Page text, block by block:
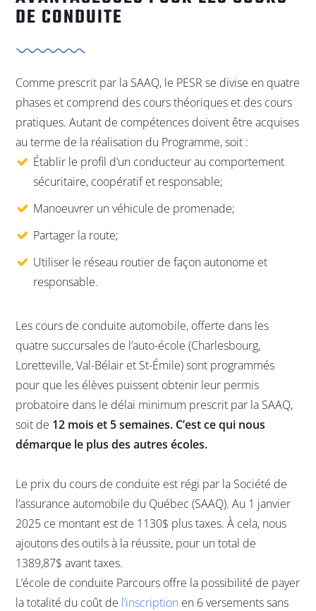
DE CONDUITE
Comme prescrit par la SAAQ, le PESR se divise en quatre
phases et comprend des cours théoriques et des cours
pratiques. Autant de compétences doivent être acquises
au terme de la réalisation du Programme, soit :
Établir le profil d’un conducteur au comportement
sécuritaire, coopératif et responsable;
Manoeuvrer un véhicule de promenade;
Partager la route;
Utiliser le réseau routier de façon autonome et
responsable.
Les cours de conduite automobile, offerte dans les
quatre succursales de l’auto-école (Charlesbourg,
Loretteville, Val-Bélair et St-Émile) sont programmés
pour que les élèves puissent obtenir leur permis
probatoire dans le délai minimum prescrit par la SAAQ,
soit de 12 mois et 5 semaines. C’est ce qui nous
démarque le plus des autres écoles.
Le prix du cours de conduite est régi par la Société de
l’assurance automobile du Québec (SAAQ). Au 1 janvier
2025 ce montant est de 1130$ plus taxes. À cela, nous
ajoutons des outils à la réussite, pour un total de
1389,87$ avant taxes.
L’école de conduite Parcours offre la possibilité de payer
la totalité du coût de l’inscription en 6 versements sans